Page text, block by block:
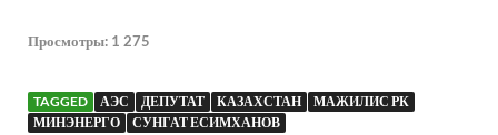
Просмотры: 1 275
TAGGED АЭС ДЕПУТАТ КАЗАХСТАН
МАЖИЛИС РК
МИНЭНЕРГО
СУНГАТ ЕСИМХАНОВ